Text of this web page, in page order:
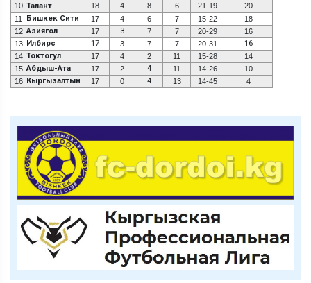
10 Талант 18 4 8 6 21-19
20
11
Бишкек Сити 17 4 6 7 15-22
18
12 Азиягол 17 3 7 7 20-29
16
13 Илбирс 17 3 7 7 20-31 16
14 Токтогул 17 4 2 11 15-28
14
15 Абдыш-Ата 17 2 4 11 14-26
10
16 Кыргызалтын 17 0 4 13 14-45 4